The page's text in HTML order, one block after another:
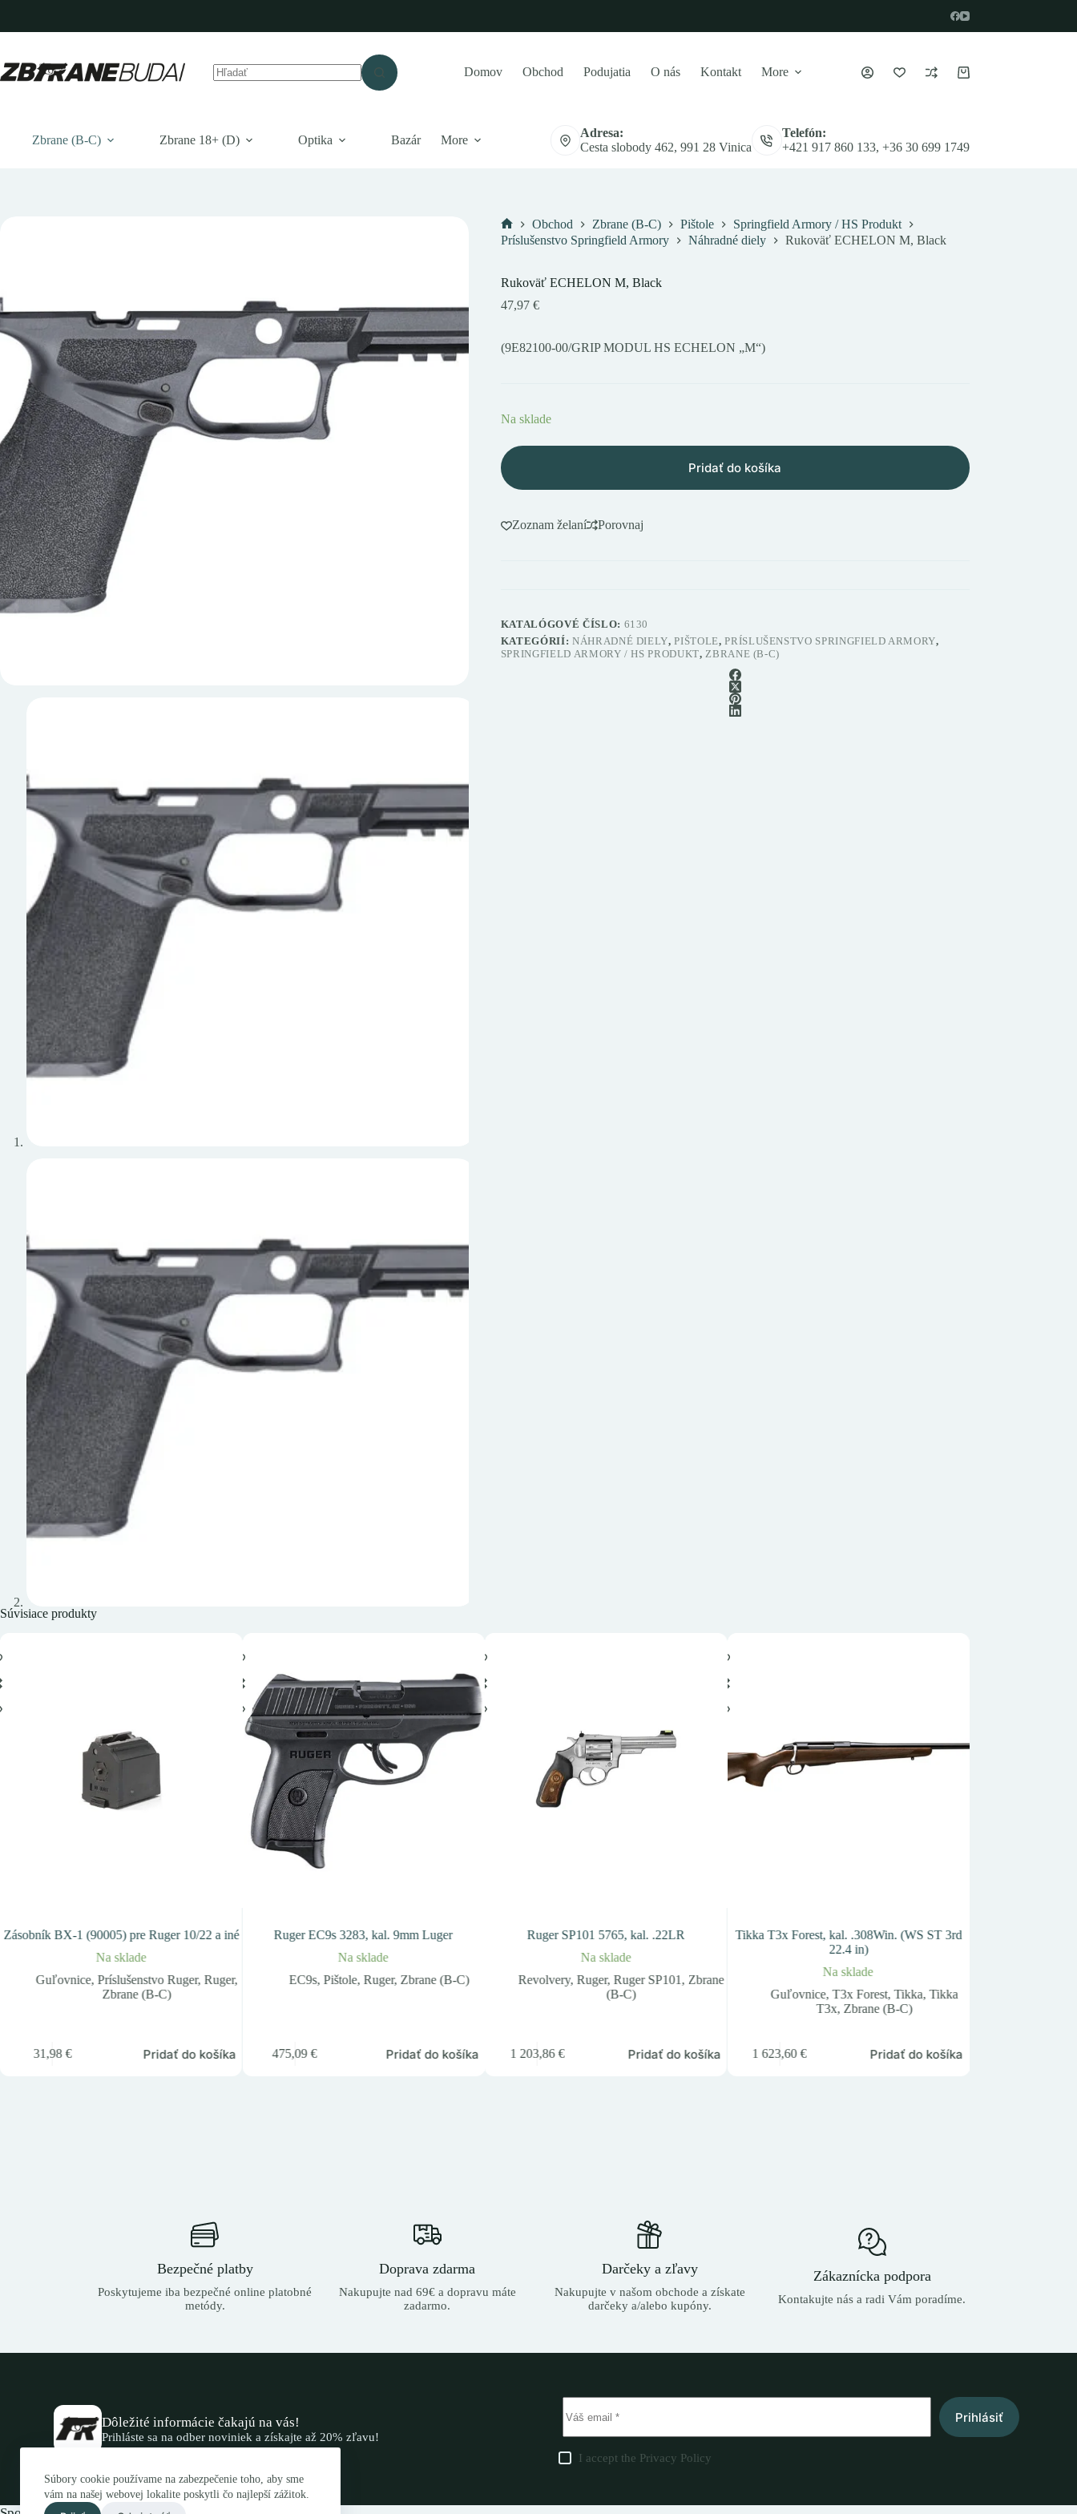
obsah
Súbory cookie používame na zabezpečenie toho, aby sme
vám na našej webovej lokalite poskytli čo najlepší zážitok.
Domov Obchod Podujatia O nás Kontakt More
Nákupný
Zbrane (B-C) Zbrane 18+ (D) Optika Bazár More
Adresa:
Cesta slobody 462, 991 28 Vinica
Telefón:
+421 917 860 133, +36 30 699 1749
Domov
Obchod Zbrane (B-C) Pištole
Springfield Armory / HS Produkt
Príslušenstvo Springfield Armory
Náhradné diely Rukoväť ECHELON M, Black
Rukoväť ECHELON M, Black
47,97 €
(9E82100-00/GRIP MODUL HS ECHELON „M“)
Na sklade
Pridať do košíka
Zoznam želaní Porovnaj
KATALÓGOVÉ ČÍSLO: 6130
KATEGÓRIÍ: NÁHRADNÉ DIELY,PIŠTOLE,PRÍSLUŠENSTVO SPRINGFIELD ARMORY,
SPRINGFIELD ARMORY / HS PRODUKT, ZBRANE (B-C)
Súvisiace produkty
Zásobník BX-1 (90005) pre Ruger 10/22 a iné
Na sklade
Guľovnice,Príslušenstvo Ruger,Ruger,
Zbrane (B-C)
31,98€ Pridať do košíka
Ruger EC9s 3283, kal. 9mm Luger
Na sklade
EC9s,Pištole,Ruger,Zbrane (B-C)
475,09€ Pridať do košíka
Ruger SP101 5765, kal. .22LR
Na sklade
Revolvery,Ruger,Ruger SP101, Zbrane
(B-C)
1 203,86€ Pridať do košíka
Tikka T3x Forest, kal. .308Win. (WS ST 3rd
22.4 in)
Na sklade
Guľovnice,T3x Forest,Tikka,Tikka
T3x, Zbrane (B-C)
1 623,60€ Pridať do košíka
Bezpečné platby
Poskytujeme iba bezpečné online platobné
metódy.
Doprava zdarma
Nakupujte nad 69€ a dopravu máte
zadarmo.
Darčeky a zľavy
Nakupujte v našom obchode a získate
darčeky a/alebo kupóny.
Zákaznícka podpora
Kontakujte nás a radi Vám poradíme.
Dôležité informácie čakajú na vás!
Prihláste sa na odber noviniek a získajte až 20% zľavu!
Prihlásiť
I accept the Privacy Policy